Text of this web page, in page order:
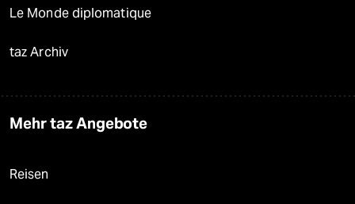
Le Monde diplomatique
taz Archiv
Mehr taz Angebote
Reisen